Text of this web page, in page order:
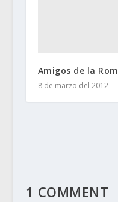
Amigos de la
8 de marzo del 2012
1 COMMENT